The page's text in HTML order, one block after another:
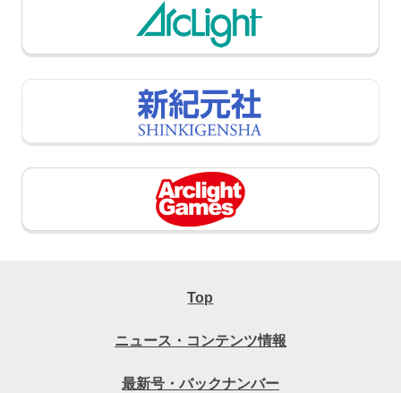
Top
ニュース・コンテンツ情報
最新号・バックナンバー